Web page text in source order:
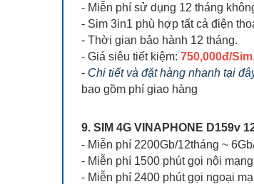
- Miễn phí sử dụng 12 tháng
- Sim 3in1 phù hợp tất cả điện
- Thời gian bảo hành 12 tháng.
- Giá siêu tiết kiệm: 750,000đ/Sim.
- Chi tiết và đặt hàng nhanh tại
bao gồm phí giao hàng
9. SIM 4G VINAPHONE D159v
- Miễn phí 2200Gb/12tháng ~
- Miễn phí 1500 phút gọi nội
- Miễn phí 2400 phút gọi ngoại